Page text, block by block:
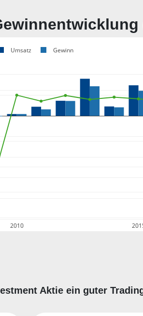
2010
Umsatz Gewinn
Aktie ein guter